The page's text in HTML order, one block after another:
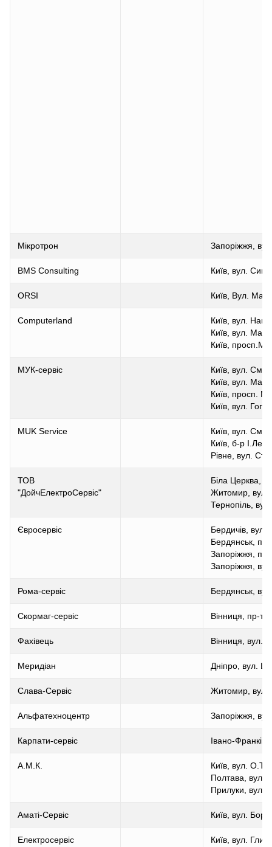
Мікротрон Запоріжжя,
BMS Consulting Київ, вул.
ORSI Київ, Вул.
Computerland
Київ, вул.
Київ, вул.
Київ,
МУК-сервіс
Київ, вул.
Київ, вул.
Київ, просп.
Київ, вул.
MUK Service
Київ, вул.
Київ, б-р
Рівне, вул.
ТОВ
"ДойчЕлектроСервіс"
Біла Церква,
Житомир, вул.
Тернопіль,
Євросервіс
Бердичів, вул.
Бердянськ,
Запоріжжя,
Запоріжжя,
Рома-сервіс Бердянськ,
Скормаг-сервіс Вінниця, пр-т
Фахівець Вінниця,
Меридіан Дніпро, вул.
Слава-Сервіс Житомир, вул.
Альфатехноцентр Запоріжжя,
Карпати-сервіс Івано-
А.М.К.
Київ, вул.
Полтава,
Прилуки, вул.
Аматі-Сервіс Київ, вул.
Електросервіс Київ, вул.